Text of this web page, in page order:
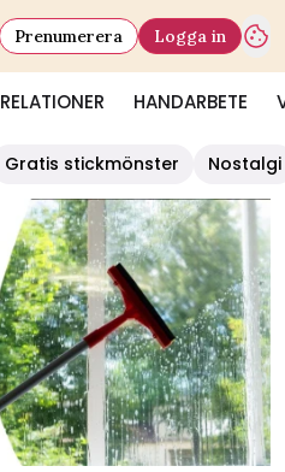
RELATIONER HANDARBETE
Prenumerera Logga in
Gratis stickmönster Nostalgi